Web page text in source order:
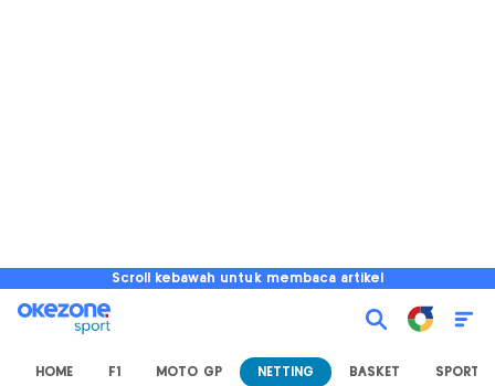
Scroll kebawah untuk membaca artikel
HOME F1 MOTO GP NETTING BASKET SPORT